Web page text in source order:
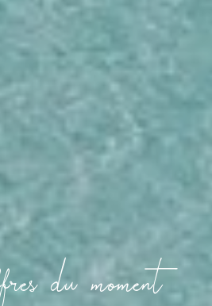
du moment